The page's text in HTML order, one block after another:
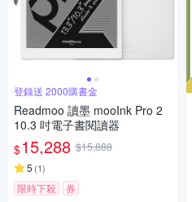
登錄送 2000購書金
Readmoo 讀墨 mooInk Pro 2
10.3 吋電子書閱讀器
$15,288 $15,888
5 (1)
限時下殺 券